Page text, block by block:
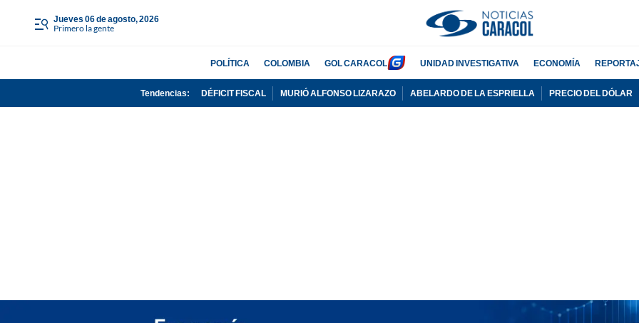
jueves 06 de agosto, 2026
Primero la gente
POLÍTICA COLOMBIA GOL CARACOL UNIDAD INVESTIGATIVA ECONOMÍA
Tendencias: DÉFICIT FISCAL MURIÓ ALFONSO LIZARAZO ABELARDO DE LA ESPRIELLA PRECIO DEL DÓLAR